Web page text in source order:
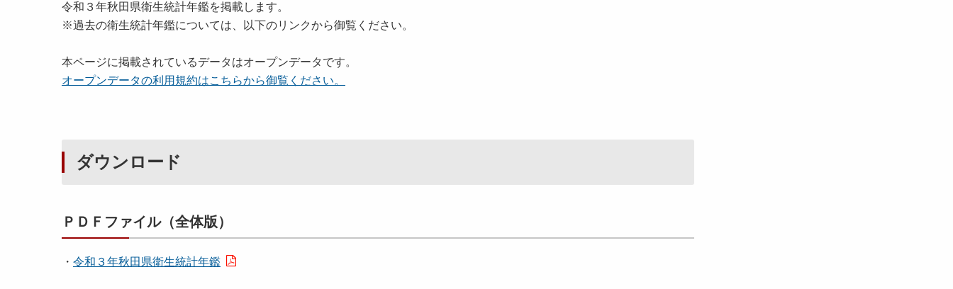
令和３年秋田県衛生統計年鑑を掲載します。
※過去の衛生統計年鑑については、以下のリンクから御覧ください。
本ページに掲載されているデータはオープンデータです。
オープンデータの利用規約はこちらから御覧ください。
ダウンロード
ＰＤＦファイル（全体版）
・ 令和３年秋田県衛生統計年鑑